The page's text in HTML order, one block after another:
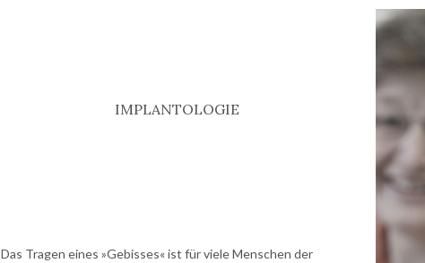
IMPLANTOLOGIE
Das Tragen eines »Gebisses« ist für viele Menschen der